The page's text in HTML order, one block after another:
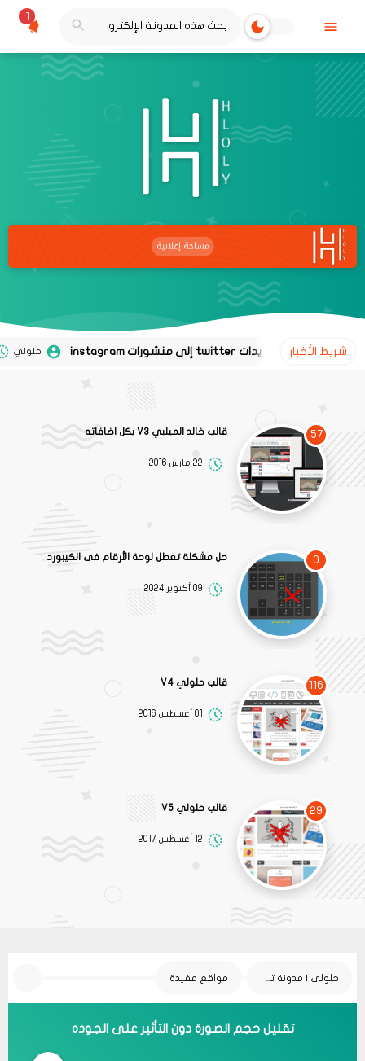
1
شريط الأخبار حلولي 02 نوفمبر 2020
57 قالب خالد الميلبي V3 بكل اضافاته
22 مارس 2016
0 حل مشكلة تعطل لوحة الأرقام فى الكيبورد
09 أكتوبر 2024
116 قالب حلولي V4
01 أغسطس 2016
29 قالب حلولي V5
12 أغسطس 2017
حلولي | مدونة تقنية مواقع مفيدة
تقليل حجم الصورة دون التأثير على الجوده